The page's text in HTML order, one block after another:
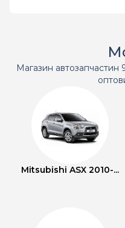
Магазин автозапчастин
Mitsubishi ASX 2010-...